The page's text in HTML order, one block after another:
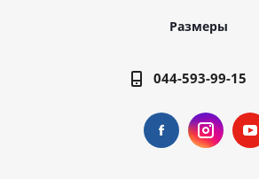
Размеры
044-593-99-15